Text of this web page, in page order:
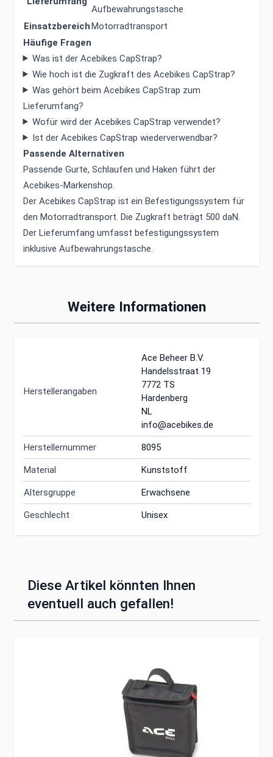
Aufbewahrungstasche
EinsatzbereichMotorradtransport
Häufige Fragen
Was ist der Acebikes CapStrap?
Wie hoch ist die Zugkraft des Acebikes CapStrap?
Was gehört beim Acebikes CapStrap zum
Lieferumfang?
Wofür wird der Acebikes CapStrap verwendet?
Ist der Acebikes CapStrap wiederverwendbar?
Passende Alternativen
Passende Gurte, Schlaufen und Haken führt der
Acebikes-Markenshop
Der Acebikes CapStrap ist ein Befestigungssystem für
den Motorradtransport. Die Zugkraft beträgt 500 daN.
Der Lieferumfang umfasst befestigungssystem
inklusive Aufbewahrungstasche.
Weitere Informationen
Herstellerangaben
Ace Beheer B.V.
Handelsstraat 19
7772 TS
Hardenberg
NL
info@acebikes.de
Herstellernummer 8095
Material Kunststoff
Altersgruppe Erwachsene
Geschlecht Unisex
Diese Artikel könnten Ihnen
eventuell auch gefallen!